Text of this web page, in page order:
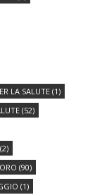
LA SALUTE(1)
(52)
(2)
(90)
(1)